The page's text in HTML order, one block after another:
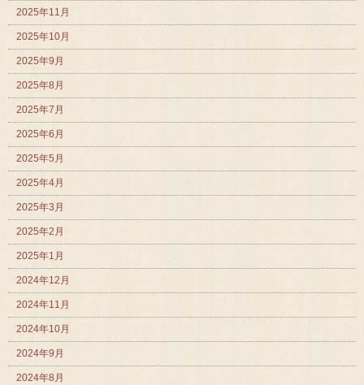
2025年11月
2025年10月
2025年9月
2025年8月
2025年7月
2025年6月
2025年5月
2025年4月
2025年3月
2025年2月
2025年1月
2024年12月
2024年11月
2024年10月
2024年9月
2024年8月